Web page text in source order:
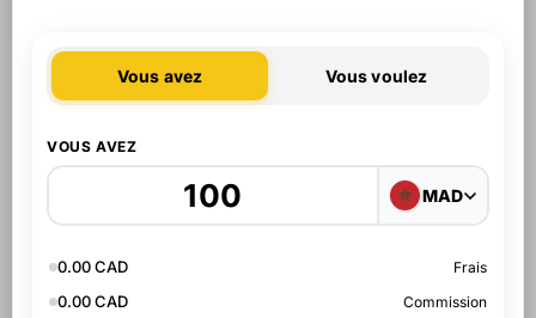
Vous avez Vous voulez
VOUS AVEZ
MAD
0.00 CAD Frais
0.00 CAD Commission